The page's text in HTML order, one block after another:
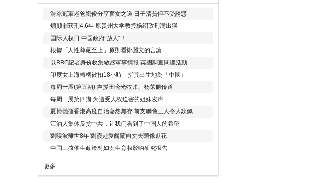
滑冰冠軍老爸劉俊分享育女之道 日子清貧但不受誘惑
煽颠罪获刑4.6年 原贵州大学教授杨绍政刑满出狱
国际人权日 中国政府“放人“！
根據「人性尊嚴至上」原則看鄭麗文的言論
以BBC記者身份收集敏感軍事情報 英國調查間諜活動
印度女上海轉機被扣18小時 指其出生地為「中國」
每周一展(第五期) 声援王晓光牧师、杨荣丽传道
每周一展第四期 为遭受人权迫害的姐妹发声
夏博義指香港高度自治蕩然無存 前支聯會三人令人欽佩
江油人集体反抗中共，让我们看到了中国人的希望
劉曉波離世8年 劉霞赴愛爾蘭向丈夫頭像獻花
中国三孩催生政策对妇女生育权影响研究报告
更多